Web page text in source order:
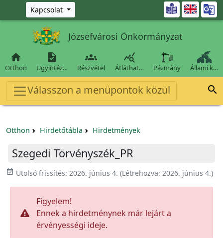
Ugrás a fő tartalomra
Kapcsolat 
Józsefvárosi Önkormányzat

Otthon

Ügyintéz…

Részvétel

Átláthat… Pázmány Állami k…
Válasszon a menüpontok közül 
Otthon Hirdetőtábla Hirdetmények
Szegedi Törvényszék_PR
event_available Utolsó frissítés: 2026. június 4. (Létrehozva: 2026. június 4.)
Figyelem!
Ennek a hirdetménynek már lejárt a
érvényességi ideje.